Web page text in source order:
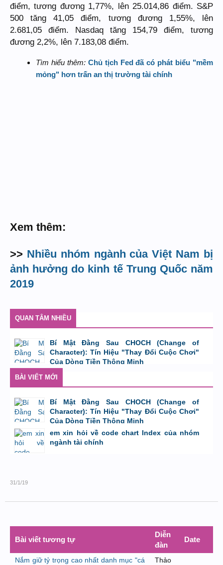
điểm, tương đương 1,77%, lên 25.014,86 điểm. S&P
500 tăng 41,05 điểm, tương đương 1,55%, lên
2.681,05 điểm. Nasdaq tăng 154,79 điểm, tương
đương 2,2%, lên 7.183,08 điểm.
Tìm hiểu thêm: Chủ tịch Fed đã có phát biểu "mềm
mỏng" hơn trấn an thị trường tài chính
Xem thêm:
>> Nhiều nhóm ngành của Việt Nam bị
ảnh hưởng do kinh tế Trung Quốc năm
2019
QUAN TÂM NHIỀU
Bí Mật Đằng Sau CHOCH (Change of
Character): Tín Hiệu "Thay Đổi Cuộc Chơi"
Của Dòng Tiền Thông Minh
BÀI VIẾT MỚI
Bí Mật Đằng Sau CHOCH (Change of
Character): Tín Hiệu "Thay Đổi Cuộc Chơi"
Của Dòng Tiền Thông Minh
bởi Tuấn Thành 8/8/26 lúc 11:11
em xin hỏi về code chart Index của nhóm
ngành tài chính
31/1/19
Bài viết tương tự
Diễn
đàn
Date
Nắm giữ tỷ trọng cao nhất danh mục "cá
Thảo